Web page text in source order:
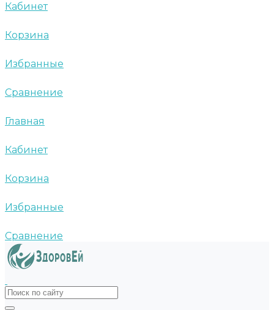
Кабинет
Корзина
Избранные
Сравнение
Главная
Кабинет
Корзина
Избранные
Сравнение